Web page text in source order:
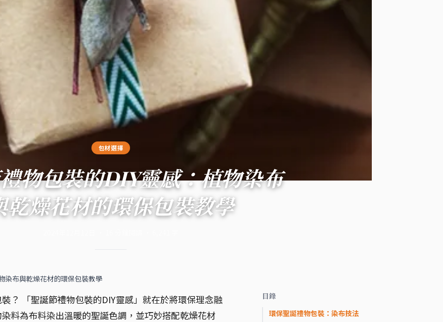
包材選擇
物包裝的DIY靈感：植物染布
乾燥花材的環保包裝教學
染布與乾燥花材的環保包裝教學
？ 「聖誕節禮物包裝的DIY靈感」就在於將環保理念融
料為布料染出溫暖的聖誕色調，並巧妙搭配乾燥花材
目錄
環保聖誕禮物包裝：染布技法